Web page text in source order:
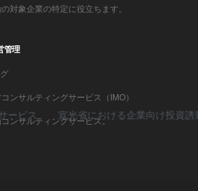
対象企業の特定に役立ちます。
管理
ンサルティングサービス（IMO）
ンサルティングサービス。
ス 宣光省における企業向け投資誘致コ